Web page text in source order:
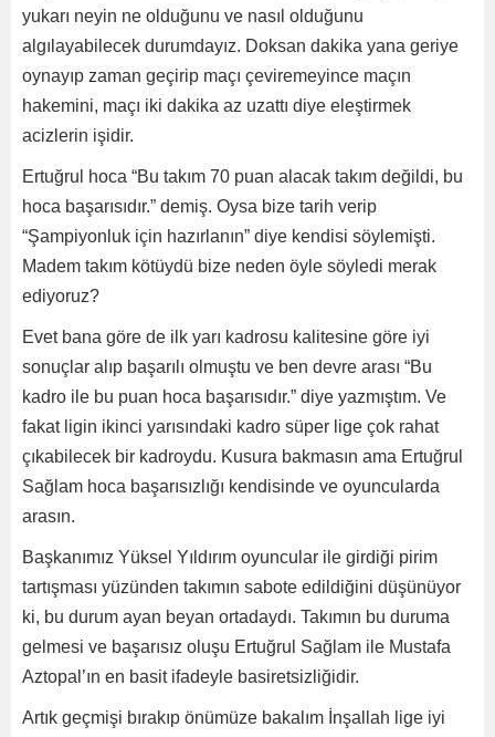
yukarı neyin ne olduğunu ve nasıl olduğunu
algılayabilecek durumdayız. Doksan dakika yana geriye
oynayıp zaman geçirip maçı çeviremeyince maçın
hakemini, maçı iki dakika az uzattı diye eleştirmek
acizlerin işidir.
Ertuğrul hoca “Bu takım 70 puan alacak takım değildi, bu
hoca başarısıdır.” demiş. Oysa bize tarih verip
“Şampiyonluk için hazırlanın” diye kendisi söylemişti.
Madem takım kötüydü bize neden öyle söyledi merak
ediyoruz?
Evet bana göre de ilk yarı kadrosu kalitesine göre iyi
sonuçlar alıp başarılı olmuştu ve ben devre arası “Bu
kadro ile bu puan hoca başarısıdır.” diye yazmıştım. Ve
fakat ligin ikinci yarısındaki kadro süper lige çok rahat
çıkabilecek bir kadroydu. Kusura bakmasın ama Ertuğrul
Sağlam hoca başarısızlığı kendisinde ve oyuncularda
arasın.
Başkanımız Yüksel Yıldırım oyuncular ile girdiği pirim
tartışması yüzünden takımın sabote edildiğini düşünüyor
ki, bu durum ayan beyan ortadaydı. Takımın bu duruma
gelmesi ve başarısız oluşu Ertuğrul Sağlam ile Mustafa
Aztopal’ın en basit ifadeyle basiretsizliğidir.
Artık geçmişi bırakıp önümüze bakalım İnşallah lige iyi